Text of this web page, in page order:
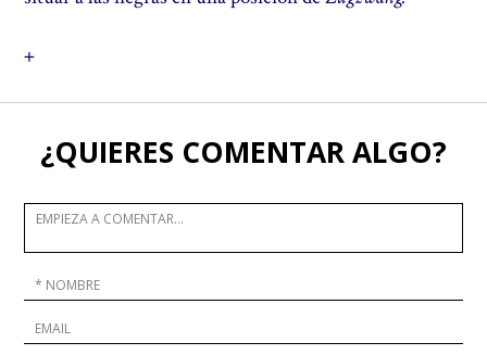
+
¿QUIERES COMENTAR ALGO?